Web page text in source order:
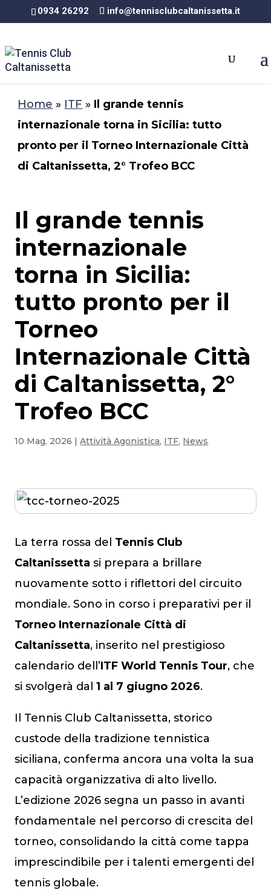
0934 26292 info@tennisclubcaltanissetta.it
Home » ITF » Il grande tennis
internazionale torna in Sicilia: tutto
pronto per il Torneo Internazionale Città
di Caltanissetta, 2° Trofeo BCC
Il grande tennis
internazionale
torna in Sicilia:
tutto pronto per il
Torneo
Internazionale Città
di Caltanissetta, 2°
Trofeo BCC
10 Mag, 2026 |Attività Agonistica, ITF, News
La terra rossa del Tennis Club
Caltanissetta si prepara a brillare
nuovamente sotto i riflettori del circuito
mondiale. Sono in corso i preparativi per il
Torneo Internazionale Città di
Caltanissetta, inserito nel prestigioso
calendario dell’ITF World Tennis Tour, che
si svolgerà dal1 al 7 giugno 2026.
Il Tennis Club Caltanissetta, storico
custode della tradizione tennistica
siciliana, conferma ancora una volta la sua
capacità organizzativa di alto livello.
L’edizione 2026 segna un passo in avanti
fondamentale nel percorso di crescita del
torneo, consolidando la città come tappa
imprescindibile per i talenti emergenti del
tennis globale.